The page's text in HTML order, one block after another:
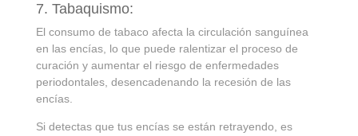
7. Tabaquismo:
El consumo de tabaco afecta la circulación sanguínea
en las encías, lo que puede ralentizar el proceso de
curación y aumentar el riesgo de enfermedades
periodontales, desencadenando la recesión de las
encías.
Si detectas que tus encías se están retrayendo, es